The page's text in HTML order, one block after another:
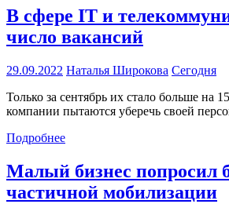
В сфере IT и
число вакансий
29.09.2022 Наталья Широкова Сегодня
Только за сентябрь их стало больше на
компании пытаются уберечь своей
Подробнее
Малый бизнес попросил
частичной мобилизации